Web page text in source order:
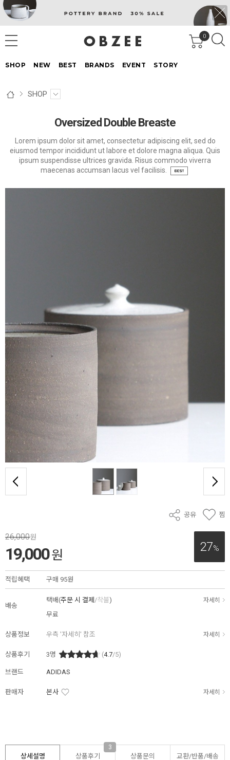
0
SHOP NEW BEST BRANDS EVENT STORY
SHOP
Oversized Double Breaste
Lorem ipsum dolor sit amet, consectetur adipiscing elit, sed do
eiusmod tempor incididunt ut labore et dolore magna aliqua. Quis
ipsum suspendisse ultrices gravida. Risus commodo viverra
maecenas accumsan lacus vel facilisis.
공유 찜
27%
26,000원
19,000원
적립혜택 구매 95원
배송
택배(주문 시 결제 /착불) 자세히
무료
상품정보 우측 '자세히' 참조 자세히
상품후기 3명 (4.7/5)
브랜드 ADIDAS
판매자 본사 자세히
상세설명 상품후기
3
상품문의 교환/반품/배송